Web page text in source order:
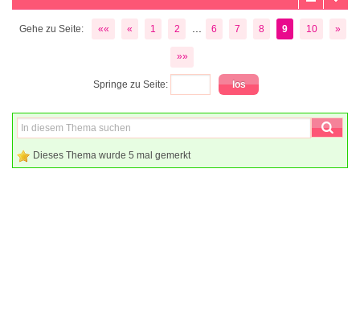
Gehe zu Seite: «« « 1 2 6 7 8 9 10 »
»»
Springe zu Seite:
Dieses Thema wurde 5 mal gemerkt